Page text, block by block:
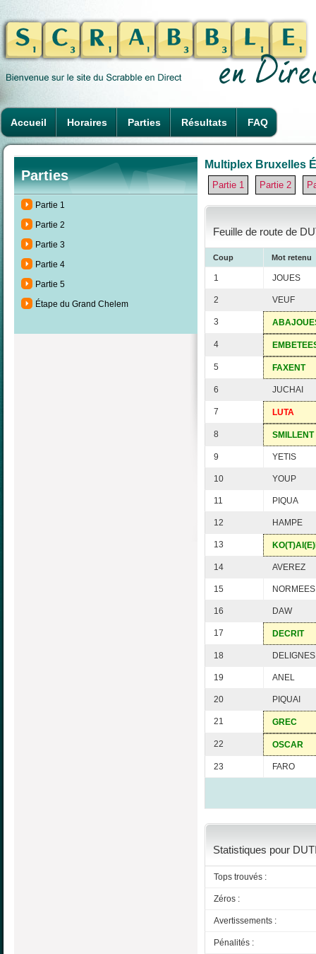
Accueil Horaires Parties Résultats FAQ
Parties
Partie 1
Partie 2
Partie 3
Partie 4
Partie 5
Étape du Grand Chelem
Multiplex Bruxelles
Partie 1 Partie 2
Feuille de route de
Coup Mot retenu
1 JOUES
2 VEUF
3
4
5 FAXENT
6 JUCHAI
7 LUTA
8 SMILLENT
9 YETIS
10 YOUP
11 PIQUA
12 HAMPE
13
14 AVEREZ
15 NORMEES
16 DAW
17 DECRIT
18 DELIGNES
19 ANEL
20 PIQUAI
21 GREC
22 OSCAR
23 FARO
Statistiques pour
Tops trouvés :
Zéros :
Avertissements :
Pénalités :